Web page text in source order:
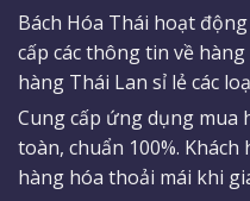
Bách Hóa Thái hoạt
cấp các thông tin về
hàng Thái Lan sỉ lẻ các
Cung cấp ứng dụng mua
toàn, chuẩn 100%.
hàng hóa thoải mái khi